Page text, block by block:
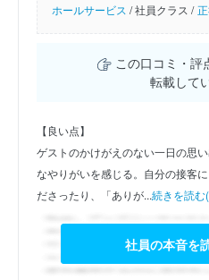
ホールサービス /社員クラス /
この口コミ・評
転載して
【良い点】
ゲストのかけがえのない一日の思
なやりがいを感じる。自分の接客
ださったり、「ありが...続きを読む
社員の本音を